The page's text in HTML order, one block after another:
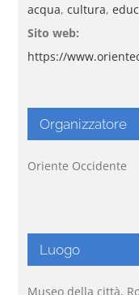
acqua,cultura,
Sito web:
https://
Organizzatore
Oriente Occidente
Luogo
Museo della città,